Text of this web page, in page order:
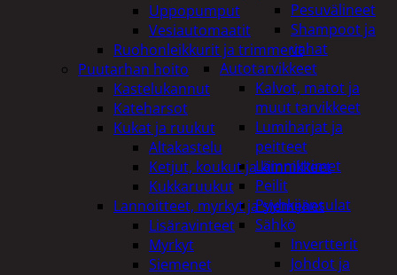
Pesuvälineet
Shampoot ja
vahat
Autotarvikkeet
Kalvot, matot ja
muut tarvikkeet
Lumiharjat ja
peitteet
Lämmittimet
Peilit
Pyyhkijänsulat
Sähkö
Invertterit
Johdot ja
Uppopumput
Vesiautomaatit
Ruohonleikkurit ja trimmerit
Puutarhan hoito
Kastelukannut
Kateharsot
Kukat ja ruukut
Altakastelu
Ketjut, koukut ja kiinnikkeet
Kukkaruukut
Lannoitteet, myrkyt ja siemenet
Lisäravinteet
Myrkyt
Siemenet